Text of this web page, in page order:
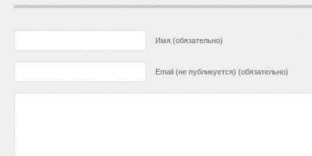
Имя (обязательно)
Email (не публикуется) (обязательно)